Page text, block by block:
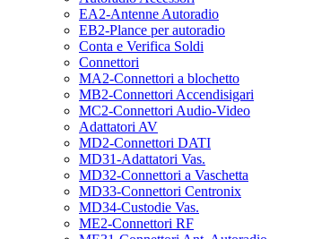
EA2-Antenne Autoradio
EB2-Plance per autoradio
Conta e Verifica Soldi
Connettori
MA2-Connettori a blochetto
MB2-Connettori Accendisigari
MC2-Connettori Audio-Video
Adattatori AV
MD2-Connettori DATI
MD31-Adattatori Vas.
MD32-Connettori a Vaschetta
MD33-Connettori Centronix
MD34-Custodie Vas.
ME2-Connettori RF